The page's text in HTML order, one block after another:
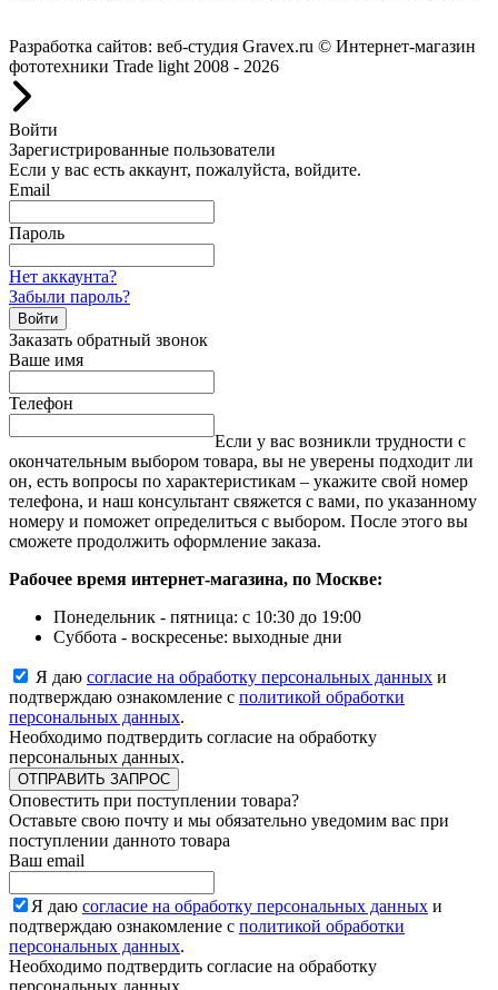
Разработка сайтов: веб-студия Gravex.ru © Интернет-магазин
фототехники Trade light 2008 - 2026
Войти
Зарегистрированные пользователи
Если у вас есть аккаунт, пожалуйста, войдите.
Email
Пароль
Нет аккаунта?
Забыли пароль?
Войти
Заказать обратный звонок
Ваше имя
Телефон
Если у вас возникли трудности с
окончательным выбором товара, вы не уверены подходит ли
он, есть вопросы по характеристикам – укажите свой номер
телефона, и наш консультант свяжется с вами, по указанному
номеру и поможет определиться с выбором. После этого вы
сможете продолжить оформление заказа.
Рабочее время интернет-магазина, по Москве:
Понедельник - пятница: с 10:30 до 19:00
Суббота - воскресенье: выходные дни
Я даю согласие на обработку персональных данных и
подтверждаю ознакомление с политикой обработки
персональных данных.
Необходимо подтвердить согласие на обработку
персональных данных.
ОТПРАВИТЬ ЗАПРОС
Оповестить при поступлении товара?
Оставьте свою почту и мы обязательно уведомим вас при
поступлении данното товара
Ваш email
Я даю согласие на обработку персональных данных и
подтверждаю ознакомление с политикой обработки
персональных данных.
Необходимо подтвердить согласие на обработку
персональных данных.